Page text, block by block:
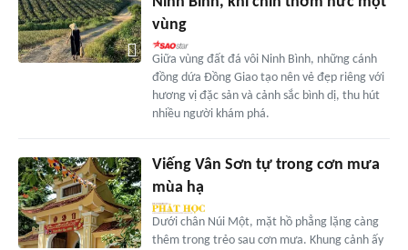
vùng
Giữa vùng đất đá vôi Ninh Bình, những cánh
đồng dứa Đồng Giao tạo nên vẻ đẹp riêng với
hương vị đặc sản và cảnh sắc bình dị, thu hút
nhiều người khám phá.
Viếng Vân Sơn tự trong cơn mưa
mùa hạ
Dưới chân Núi Một, mặt hồ phẳng lặng càng
thêm trong trẻo sau cơn mưa. Khung cảnh ấy